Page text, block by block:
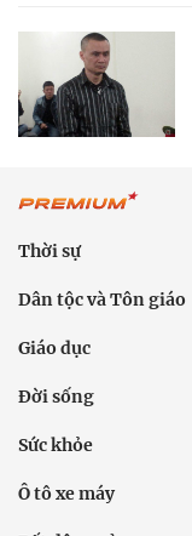
Thời sự
Dân tộc và Tôn giáo
Giáo dục
Đời sống
Sức khỏe
Ô tô xe máy